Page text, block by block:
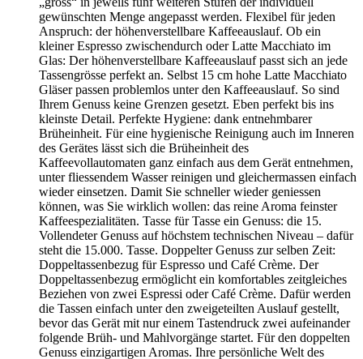
gewünschten Menge angepasst werden. Flexibel für jeden
Anspruch: der höhenverstellbare Kaffeeauslauf. Ob ein
kleiner Espresso zwischendurch oder Latte Macchiato im
Glas: Der höhenverstellbare Kaffeeauslauf passt sich an jede
Tassengrösse perfekt an. Selbst 15 cm hohe Latte Macchiato
Gläser passen problemlos unter den Kaffeeauslauf. So sind
Ihrem Genuss keine Grenzen gesetzt. Eben perfekt bis ins
kleinste Detail. Perfekte Hygiene: dank entnehmbarer
Brüheinheit. Für eine hygienische Reinigung auch im Inneren
des Gerätes lässt sich die Brüheinheit des
Kaffeevollautomaten ganz einfach aus dem Gerät entnehmen,
unter fliessendem Wasser reinigen und gleichermassen einfach
wieder einsetzen. Damit Sie schneller wieder geniessen
können, was Sie wirklich wollen: das reine Aroma feinster
Kaffeespezialitäten. Tasse für Tasse ein Genuss: die 15.
Vollendeter Genuss auf höchstem technischen Niveau – dafür
steht die 15.000. Tasse. Doppelter Genuss zur selben Zeit:
Doppeltassenbezug für Espresso und Café Crème. Der
Doppeltassenbezug ermöglicht ein komfortables zeitgleiches
Beziehen von zwei Espressi oder Café Crème. Dafür werden
die Tassen einfach unter den zweigeteilten Auslauf gestellt,
bevor das Gerät mit nur einem Tastendruck zwei aufeinander
folgende Brüh- und Mahlvorgänge startet. Für den doppelten
Genuss einzigartigen Aromas. Ihre persönliche Welt des